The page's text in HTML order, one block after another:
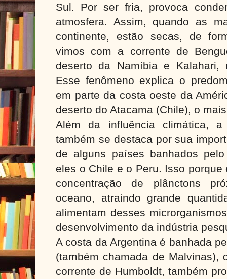
Sul. Por ser fria, provoca
atmosfera. Assim, quando as
continente, estão secas, de
vimos com a corrente de
deserto da Namíbia e Kalahari,
Esse fenômeno explica o
em parte da costa oeste da
deserto do Atacama (Chile), o
Além da influência climática,
também se destaca por sua
de alguns países banhados
eles o Chile e o Peru. Isso
concentração de plânctons
oceano, atraindo grande
alimentam desses
desenvolvimento da indústria
A costa da Argentina é banhada
(também chamada de Malvinas),
corrente de Humboldt, também